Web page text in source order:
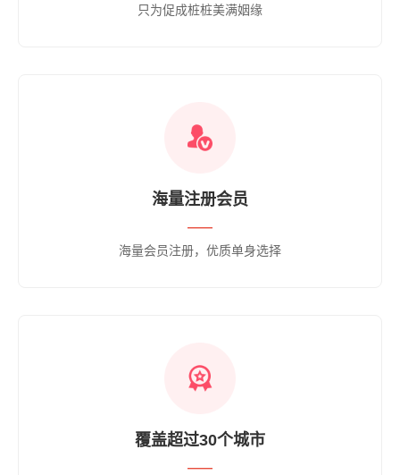
只为促成桩桩美满姻缘
海量注册会员
——
海量会员注册，优质单身选择
覆盖超过30个城市
——